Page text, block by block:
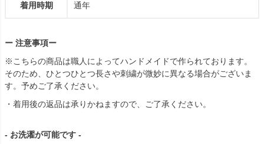
着用時期 通年
ー 注意事項ー
※こちらの商品は職人によってハンドメイドで作られております。
そのため、ひとつひとつ長さや刺繍が微妙に異なる場合がございま
す。予めご了承ください。
・着用後の返品は承りかねますので、ご了承ください。
- お洗濯が可能です -